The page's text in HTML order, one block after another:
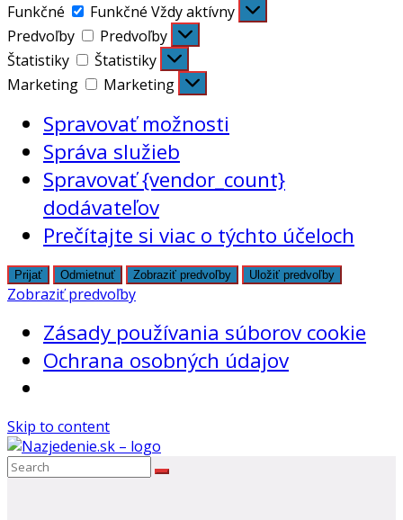
Funkčné
Funkčné Vždy aktívny
Predvoľby
Predvoľby
Štatistiky
Štatistiky
Marketing
Marketing
Spravovať možnosti
Správa služieb
Spravovať {vendor_count}
dodávateľov
Prečítajte si viac o týchto účeloch
Prijať Odmietnuť Zobraziť predvoľby Uložiť predvoľby
Zobraziť predvoľby
Zásady používania súborov cookie
Ochrana osobných údajov
Skip to content